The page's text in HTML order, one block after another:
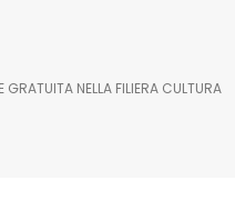
NELLA FILIERA CULTURA